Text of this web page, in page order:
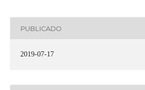
PUBLICADO
2019-07-17